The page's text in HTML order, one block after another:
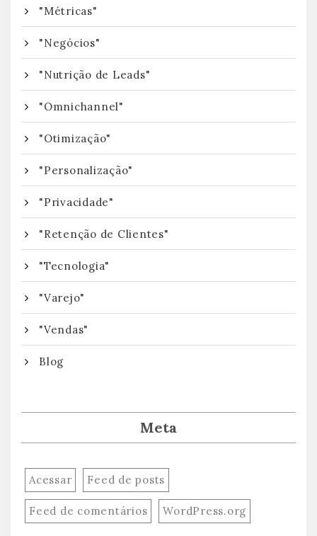
"Métricas"
"Negócios"
"Nutrição de Leads"
"Omnichannel"
"Otimização"
"Personalização"
"Privacidade"
"Retenção de Clientes"
"Tecnologia"
"Varejo"
"Vendas"
Blog
Meta
Acessar Feed de posts
Feed de comentários WordPress.org